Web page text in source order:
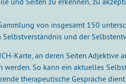
von insgesamt 150
und der
Karte, an deren Seiten Adjektive
So kann ein aktuelles
therapeutische Gespräche